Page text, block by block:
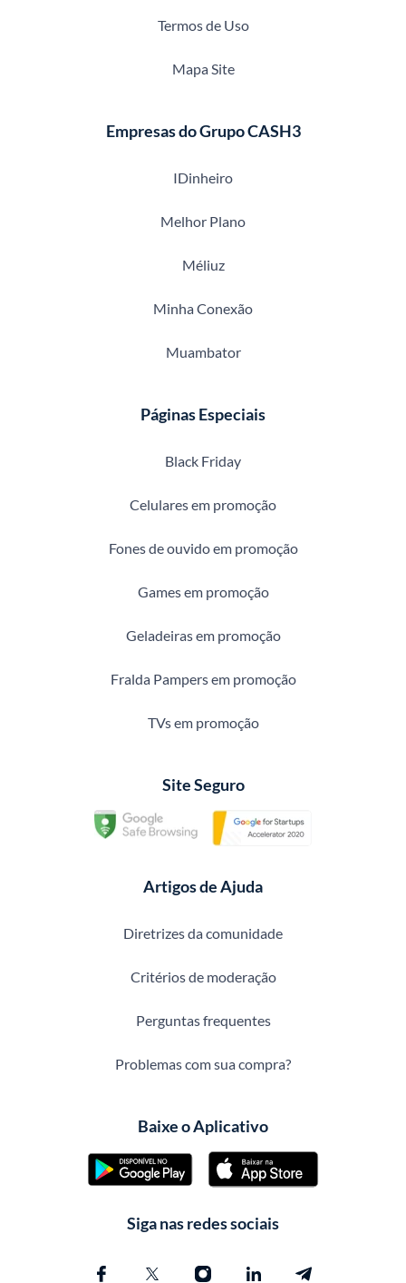
Termos de Uso
Mapa Site
Empresas do Grupo CASH3
IDinheiro
Melhor Plano
Méliuz
Minha Conexão
Muambator
Páginas Especiais
Black Friday
Celulares em promoção
Fones de ouvido em promoção
Games em promoção
Geladeiras em promoção
Fralda Pampers em promoção
TVs em promoção
Site Seguro
Artigos de Ajuda
Diretrizes da comunidade
Critérios de moderação
Perguntas frequentes
Problemas com sua compra?
Baixe o Aplicativo
Siga nas redes sociais